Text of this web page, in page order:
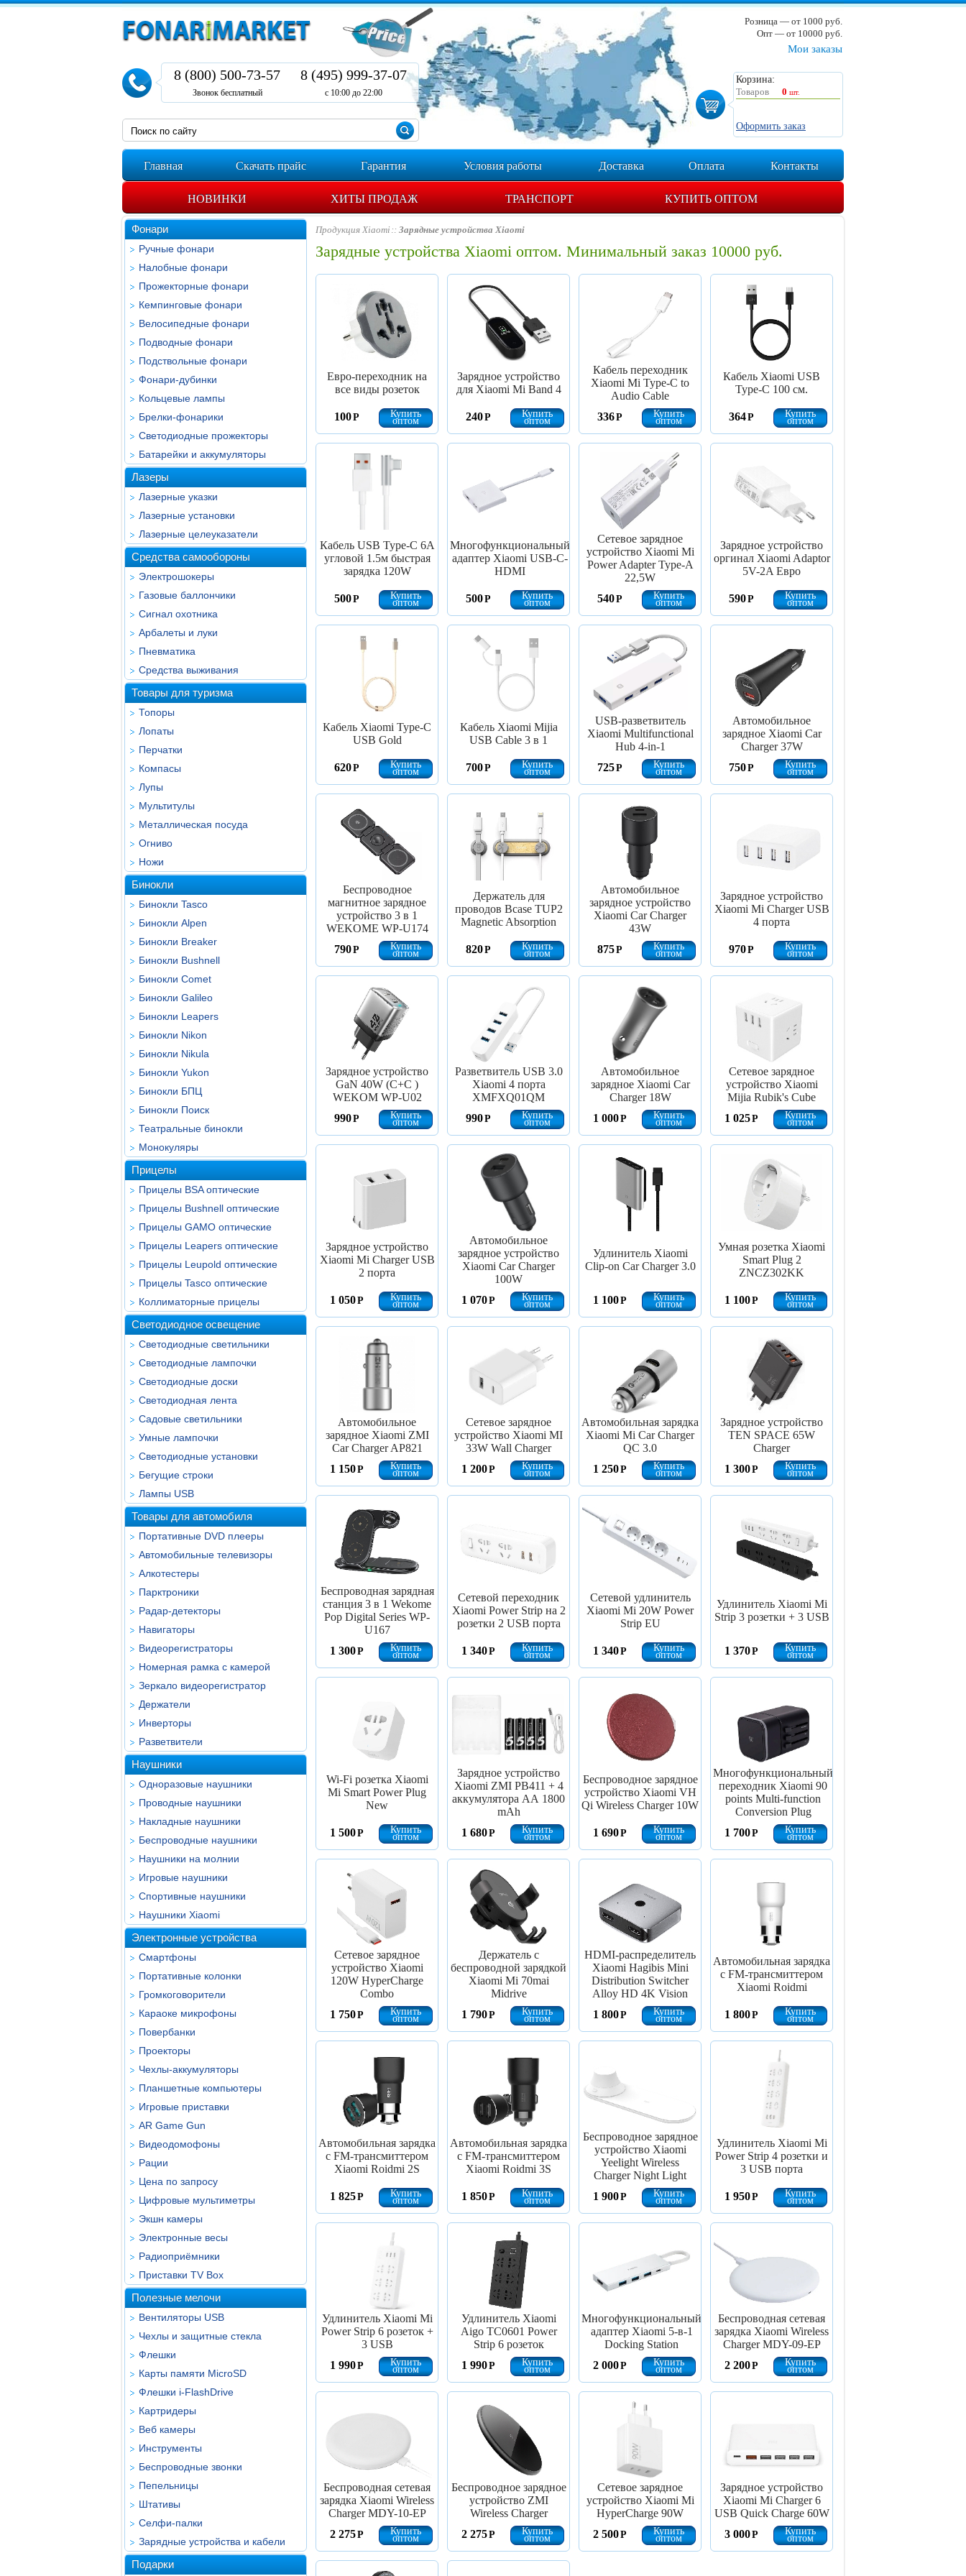
Мои заказы
Корзина:
Товаров
0 шт.
Оформить заказ
8 (800) 500-73-57
Звонок бесплатный
8 (495) 999-37-07
с 10:00 до 22:00
Розница — от 1000 руб.
Опт — от 10000 руб.
Главная Скачать прайс Гарантия Условия работы Доставка Оплата Контакты
НОВИНКИ ХИТЫ ПРОДАЖ ТРАНСПОРТ КУПИТЬ ОПТОМ
Фонари
Ручные фонари
Налобные фонари
Прожекторные фонари
Кемпинговые фонари
Велосипедные фонари
Подводные фонари
Подствольные фонари
Фонари-дубинки
Кольцевые лампы
Брелки-фонарики
Светодиодные прожекторы
Батарейки и аккумуляторы
Лазеры
Лазерные указки
Лазерные установки
Лазерные целеуказатели
Средства самообороны
Электрошокеры
Газовые баллончики
Сигнал охотника
Арбалеты и луки
Пневматика
Средства выживания
Товары для туризма
Топоры
Лопаты
Перчатки
Компасы
Лупы
Мультитулы
Металлическая посуда
Огниво
Ножи
Бинокли
Бинокли Tasco
Бинокли Alpen
Бинокли Breaker
Бинокли Bushnell
Бинокли Comet
Бинокли Galileo
Бинокли Leapers
Бинокли Nikon
Бинокли Nikula
Бинокли Yukon
Бинокли БПЦ
Бинокли Поиск
Театральные бинокли
Монокуляры
Прицелы
Прицелы BSA оптические
Прицелы Bushnell оптические
Прицелы GAMO оптические
Прицелы Leapers оптические
Прицелы Leupold оптические
Прицелы Tasco оптические
Коллиматорные прицелы
Светодиодное освещение
Светодиодные светильники
Светодиодные лампочки
Светодиодные доски
Светодиодная лента
Садовые светильники
Умные лампочки
Светодиодные установки
Бегущие строки
Лампы USB
Товары для автомобиля
Портативные DVD плееры
Автомобильные телевизоры
Алкотестеры
Парктроники
Радар-детекторы
Навигаторы
Видеорегистраторы
Номерная рамка с камерой
Зеркало видеорегистратор
Держатели
Инверторы
Разветвители
Наушники
Одноразовые наушники
Проводные наушники
Накладные наушники
Беспроводные наушники
Наушники на молнии
Игровые наушники
Спортивные наушники
Наушники Xiaomi
Электронные устройства
Смартфоны
Портативные колонки
Громкоговорители
Караоке микрофоны
Повербанки
Проекторы
Чехлы-аккумуляторы
Планшетные компьютеры
Игровые приставки
AR Game Gun
Видеодомофоны
Рации
Цена по запросу
Цифровые мультиметры
Экшн камеры
Электронные весы
Радиоприёмники
Приставки TV Box
Полезные мелочи
Вентиляторы USB
Чехлы и защитные стекла
Флешки
Карты памяти MicroSD
Флешки i-FlashDrive
Картридеры
Веб камеры
Инструменты
Беспроводные звонки
Пепельницы
Штативы
Селфи-палки
Зарядные устройства и кабели
Подарки
Продукция Xiaomi Зарядные устройства Xiaomi
Зарядные устройства Xiaomi оптом. Минимальный заказ 10000 руб.
Евро-переходник на
все виды розеток
100Р Купить
оптом
Зарядное устройство
для Xiaomi Mi Band 4
240Р Купить
оптом
Кабель переходник
Xiaomi Mi Type-C to
Audio Cable
336Р Купить
оптом
Кабель Xiaomi USB
Type-C 100 см.
364Р Купить
оптом
Кабель USB Type-C 6А
угловой 1.5м быстрая
зарядка 120W
500Р Купить
оптом
Многофункциональный
адаптер Xiaomi USB-C-
HDMI
500Р Купить
оптом
Сетевое зарядное
устройство Xiaomi Mi
Power Adapter Type-A
22,5W
540Р Купить
оптом
Зарядное устройство
оргинал Xiaomi Adaptor
5V-2A Евро
590Р Купить
оптом
Кабель Xiaomi Type-C
USB Gold
620Р Купить
оптом
Кабель Xiaomi Mijia
USB Cable 3 в 1
700Р Купить
оптом
USB-разветвитель
Xiaomi Multifunctional
Hub 4-in-1
725Р Купить
оптом
Автомобильное
зарядное Xiaomi Car
Charger 37W
750Р Купить
оптом
Беспроводное
магнитное зарядное
устройство 3 в 1
WEKOME WP-U174
790Р Купить
оптом
Держатель для
проводов Bcase TUP2
Magnetic Absorption
820Р Купить
оптом
Автомобильное
зарядное устройство
Xiaomi Car Charger
43W
875Р Купить
оптом
Зарядное устройство
Xiaomi Mi Charger USB
4 порта
970Р Купить
оптом
Зарядное устройство
GaN 40W (C+C )
WEKOM WP-U02
990Р Купить
оптом
Разветвитель USB 3.0
Xiaomi 4 порта
XMFXQ01QM
990Р Купить
оптом
Автомобильное
зарядное Xiaomi Car
Charger 18W
1 000Р Купить
оптом
Сетевое зарядное
устройство Xiaomi
Mijia Rubik's Cube
1 025Р Купить
оптом
Зарядное устройство
Xiaomi Mi Charger USB
2 порта
1 050Р Купить
оптом
Автомобильное
зарядное устройство
Xiaomi Car Charger
100W
1 070Р Купить
оптом
Удлинитель Xiaomi
Clip-on Car Charger 3.0
1 100Р Купить
оптом
Умная розетка Xiaomi
Smart Plug 2
ZNCZ302KK
1 100Р Купить
оптом
Автомобильное
зарядное Xiaomi ZMI
Car Charger AP821
1 150Р Купить
оптом
Сетевое зарядное
устройство Xiaomi MI
33W Wall Charger
1 200Р Купить
оптом
Автомобильная зарядка
Xiaomi Mi Car Charger
QC 3.0
1 250Р Купить
оптом
Зарядное устройство
TEN SPACE 65W
Charger
1 300Р Купить
оптом
Беспроводная зарядная
станция 3 в 1 Wekome
Pop Digital Series WP-
U167
1 300Р Купить
оптом
Сетевой переходник
Xiaomi Power Strip на 2
розетки 2 USB порта
1 340Р Купить
оптом
Сетевой удлинитель
Xiaomi Mi 20W Power
Strip EU
1 340Р Купить
оптом
Удлинитель Xiaomi Mi
Strip 3 розетки + 3 USB
1 370Р Купить
оптом
Wi-Fi розетка Xiaomi
Mi Smart Power Plug
New
1 500Р Купить
оптом
Зарядное устройство
Xiaomi ZMI PB411 + 4
аккумулятора АА 1800
mAh
1 680Р Купить
оптом
Беспроводное зарядное
устройство Xiaomi VH
Qi Wireless Charger 10W
1 690Р Купить
оптом
Многофункциональный
переходник Xiaomi 90
points Multi-function
Conversion Plug
1 700Р Купить
оптом
Сетевое зарядное
устройство Xiaomi
120W HyperCharge
Combo
1 750Р Купить
оптом
Держатель с
беспроводной зарядкой
Xiaomi Mi 70mai
Midrive
1 790Р Купить
оптом
HDMI-распределитель
Xiaomi Hagibis Mini
Distribution Switcher
Alloy HD 4K Vision
1 800Р Купить
оптом
Автомобильная зарядка
с FM-трансмиттером
Xiaomi Roidmi
1 800Р Купить
оптом
Автомобильная зарядка
с FM-трансмиттером
Xiaomi Roidmi 2S
1 825Р Купить
оптом
Автомобильная зарядка
с FM-трансмиттером
Xiaomi Roidmi 3S
1 850Р Купить
оптом
Беспроводное зарядное
устройство Xiaomi
Yeelight Wireless
Charger Night Light
1 900Р Купить
оптом
Удлинитель Xiaomi Mi
Power Strip 4 розетки и
3 USB порта
1 950Р Купить
оптом
Удлинитель Xiaomi Mi
Power Strip 6 розеток +
3 USB
1 990Р Купить
оптом
Удлинитель Xiaomi
Aigo TC0601 Power
Strip 6 розеток
1 990Р Купить
оптом
Многофункциональный
адаптер Xiaomi 5-в-1
Docking Station
2 000Р Купить
оптом
Беспроводная сетевая
зарядка Xiaomi Wireless
Charger MDY-09-EP
2 200Р Купить
оптом
Беспроводная сетевая
зарядка Xiaomi Wireless
Charger MDY-10-EP
2 275Р Купить
оптом
Беспроводное зарядное
устройство ZMI
Wireless Charger
2 275Р Купить
оптом
Сетевое зарядное
устройство Xiaomi Mi
HyperCharge 90W
2 500Р Купить
оптом
Зарядное устройство
Xiaomi Mi Charger 6
USB Quick Charge 60W
3 000Р Купить
оптом